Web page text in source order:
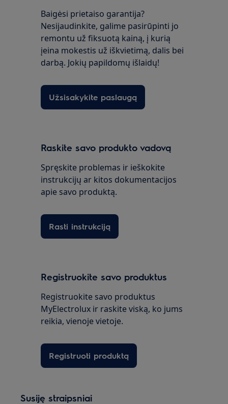
Baigėsi prietaiso garantija?
Nesijaudinkite, galime pasirūpinti jo
remontu už fiksuotą kainą, į kurią
įeina mokestis už iškvietimą, dalis bei
darbą. Jokių papildomų išlaidų!
Užsisakykite paslaugą
Raskite savo produkto vadovą
Spręskite problemas ir ieškokite
instrukcijų ar kitos dokumentacijos
apie savo produktą.
Rasti instrukciją
Registruokite savo produktus
Registruokite savo produktus
MyElectrolux ir raskite viską, ko jums
reikia, vienoje vietoje.
Registruoti produktą
Susiję straipsniai